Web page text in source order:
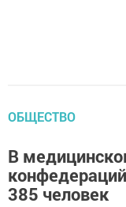
ОБЩЕСТВО
В
385 человек